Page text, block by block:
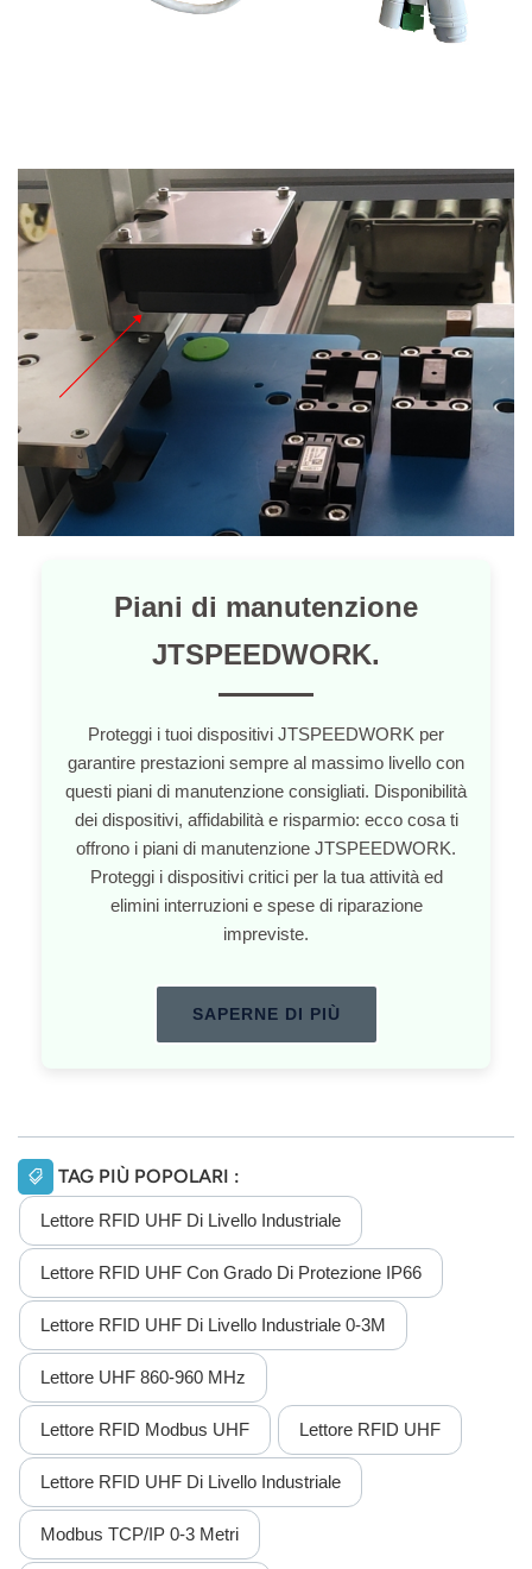
Piani di manutenzione
JTSPEEDWORK.
Proteggi i tuoi dispositivi JTSPEEDWORK per
garantire prestazioni sempre al massimo livello con
questi piani di manutenzione consigliati. Disponibilità
dei dispositivi, affidabilità e risparmio: ecco cosa ti
offrono i piani di manutenzione JTSPEEDWORK.
Proteggi i dispositivi critici per la tua attività ed
elimini interruzioni e spese di riparazione
impreviste.
SAPERNE DI PIÙ
TAG PIÙ POPOLARI :
Lettore RFID UHF Di Livello Industriale
Lettore RFID UHF Con Grado Di Protezione IP66
Lettore RFID UHF Di Livello Industriale 0-3M
Lettore UHF 860-960 MHz
Lettore RFID Modbus UHF Lettore RFID UHF
Lettore RFID UHF Di Livello Industriale
Modbus TCP/IP 0-3 Metri